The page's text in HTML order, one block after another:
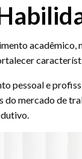
pessoal e
mercado de